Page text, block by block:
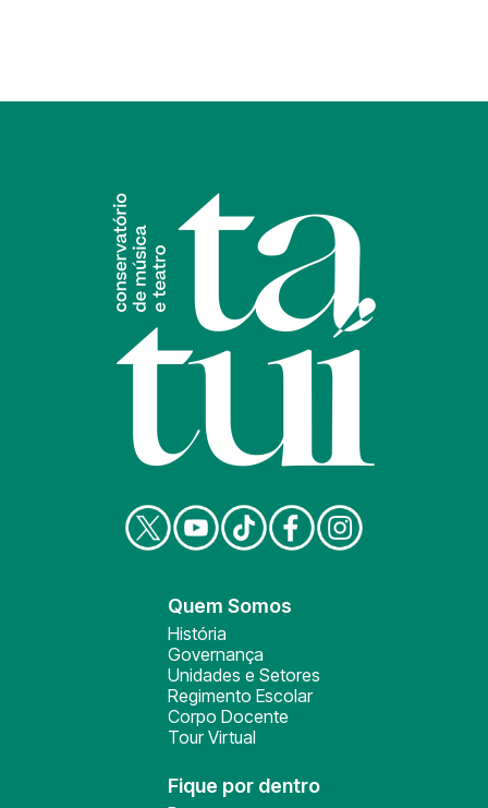
Quem Somos
História
Governança
Unidades e Setores
Regimento Escolar
Corpo Docente
Tour Virtual
Fique por dentro